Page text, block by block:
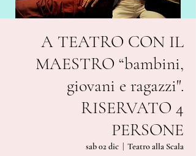
A TEATRO CON IL
MAESTRO “bambini,
giovani e ragazzi".
RISERVATO 4
PERSONE
sab 02 dic Teatro alla Scala